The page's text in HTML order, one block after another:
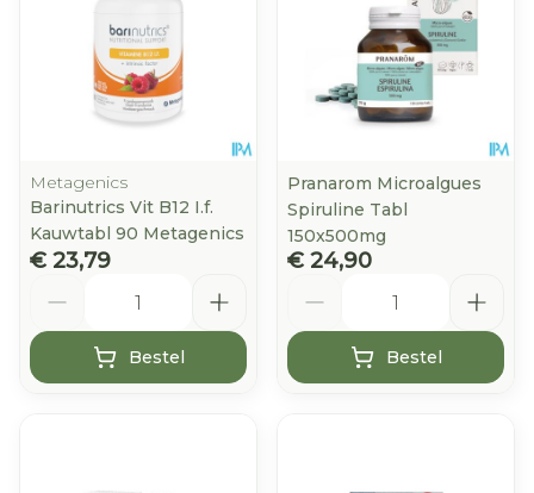
Metagenics
Barinutrics Vit B12 I.f.
Kauwtabl 90 Metagenics
€ 23,79
Bestel
Pranarom Microalgues
Spiruline Tabl
150x500mg
€ 24,90
Bestel